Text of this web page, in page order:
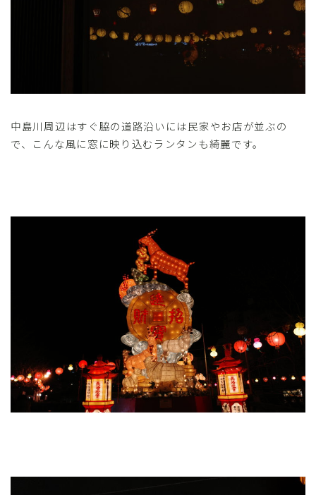
中島川周辺はすぐ脇の道路沿いには民家やお店が並ぶの
で、こんな風に窓に映り込むランタンも綺麗です。